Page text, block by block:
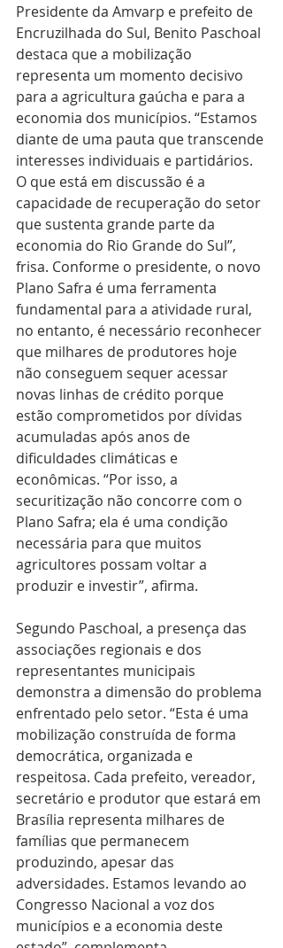
Presidente da Amvarp e prefeito de
Encruzilhada do Sul, Benito Paschoal
destaca que a mobilização
representa um momento decisivo
para a agricultura gaúcha e para a
economia dos municípios. “Estamos
diante de uma pauta que transcende
interesses individuais e partidários.
O que está em discussão é a
capacidade de recuperação do setor
que sustenta grande parte da
economia do Rio Grande do Sul”,
frisa. Conforme o presidente, o novo
Plano Safra é uma ferramenta
fundamental para a atividade rural,
no entanto, é necessário reconhecer
que milhares de produtores hoje
não conseguem sequer acessar
novas linhas de crédito porque
estão comprometidos por dívidas
acumuladas após anos de
dificuldades climáticas e
econômicas. “Por isso, a
securitização não concorre com o
Plano Safra; ela é uma condição
necessária para que muitos
agricultores possam voltar a
produzir e investir”, afirma.
Segundo Paschoal, a presença das
associações regionais e dos
representantes municipais
demonstra a dimensão do problema
enfrentado pelo setor. “Esta é uma
mobilização construída de forma
democrática, organizada e
respeitosa. Cada prefeito, vereador,
secretário e produtor que estará em
Brasília representa milhares de
famílias que permanecem
produzindo, apesar das
adversidades. Estamos levando ao
Congresso Nacional a voz dos
municípios e a economia deste